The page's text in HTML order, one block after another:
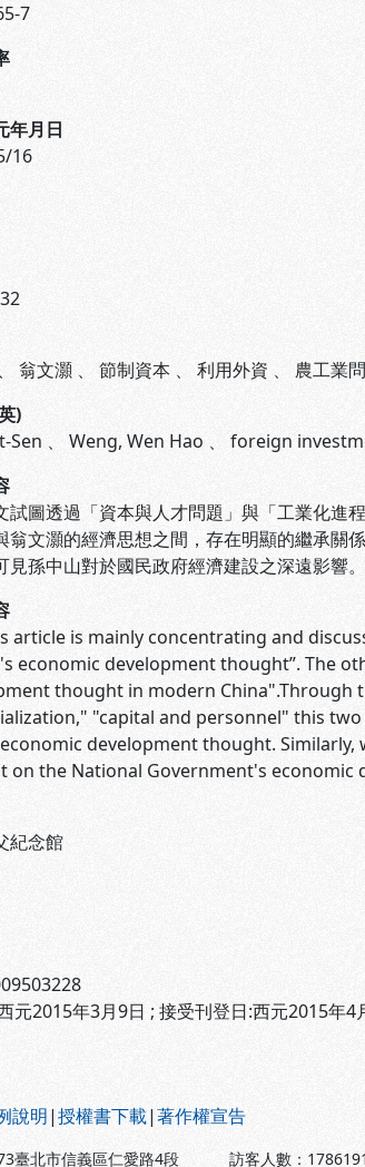
7
年月日
16
翁文灝 、 節制資本 、 利用外資 、 農工業
)
Sen 、 Weng, Wen Hao 、 foreign
圖透過「資本與人才問題」與「工業化進程
翁文灝的經濟思想之間，存在明顯的繼承關
見孫中山對於國民政府經濟建設之深遠影響。
is mainly concentrating and
economic development thought”. The
thought in modern
"capital and personnel" this
development thought.
on the National Government's economic
紀念館
元2015年3月9日 ; 接受刊登日:西元2015年4
說明|授權書下載|著作權宣告
臺北市信義區仁愛路4段 訪客人數：